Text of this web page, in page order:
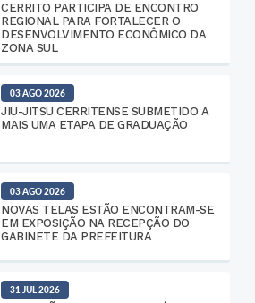
CERRITO PARTICIPA DE ENCONTRO
REGIONAL PARA FORTALECER O
DESENVOLVIMENTO ECONÔMICO DA
ZONA SUL
03 AGO 2026
JIU-JITSU CERRITENSE SUBMETIDO A
MAIS UMA ETAPA DE GRADUAÇÃO
03 AGO 2026
NOVAS TELAS ESTÃO ENCONTRAM-SE
EM EXPOSIÇÃO NA RECEPÇÃO DO
GABINETE DA PREFEITURA
31 JUL 2026